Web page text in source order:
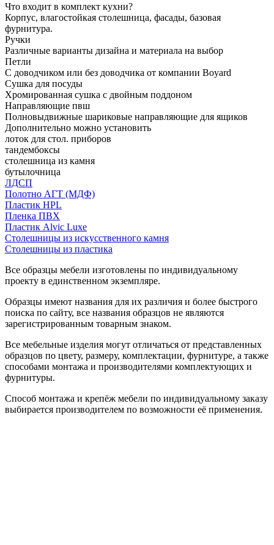
Что входит в комплект кухни?
Корпус, влагостойкая столешница, фасады, базовая
фурнитура.
Ручки
Различные варианты дизайна и материала на выбор
Петли
С доводчиком или без доводчика от компании Boyard
Сушка для посуды
Хромированная сушка с двойным поддоном
Направляющие пвш
Полновыдвижные шариковые направляющие для ящиков
Дополнительно можно установить
лоток для стол. приборов
тандембоксы
столешница из камня
бутылочница
ЛДСП
Полотно АГТ (МДФ)
Пластик HPL
Пленка ПВХ
Пластик Alvic Luxe
Столешницы из искусственного камня
Столешницы из пластика
Все образцы мебели изготовлены по индивидуальному
проекту в единственном экземпляре.
Образцы имеют названия для их различия и более быстрого
поиска по сайту, все названия образцов не являются
зарегистрированным товарным знаком.
Все мебельные изделия могут отличаться от представленных
образцов по цвету, размеру, комплектации, фурнитуре, а также
способами монтажа и производителями комплектующих и
фурнитуры.
Способ монтажа и крепёж мебели по индивидуальному заказу
выбирается производителем по возможности её применения.